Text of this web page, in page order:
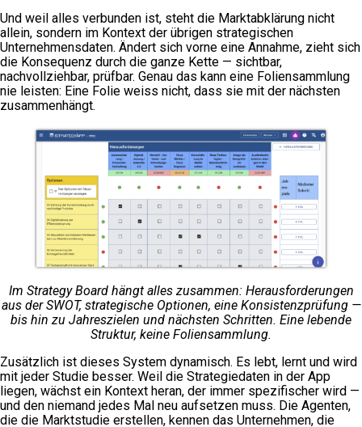
Und weil alles verbunden ist, steht die Marktabklärung nicht
allein, sondern im Kontext der übrigen strategischen
Unternehmensdaten. Ändert sich vorne eine Annahme, zieht sich
die Konsequenz durch die ganze Kette — sichtbar,
nachvollziehbar, prüfbar. Genau das kann eine Foliensammlung
nie leisten: Eine Folie weiss nicht, dass sie mit der nächsten
zusammenhängt.
Im Strategy Board hängt alles zusammen: Herausforderungen
aus der SWOT, strategische Optionen, eine Konsistenzprüfung —
bis hin zu Jahreszielen und nächsten Schritten. Eine lebende
Struktur, keine Foliensammlung.
Zusätzlich ist dieses System dynamisch. Es lebt, lernt und wird
mit jeder Studie besser. Weil die Strategiedaten in der App
liegen, wächst ein Kontext heran, der immer spezifischer wird —
und den niemand jedes Mal neu aufsetzen muss. Die Agenten,
die die Marktstudie erstellen, kennen das Unternehmen, die